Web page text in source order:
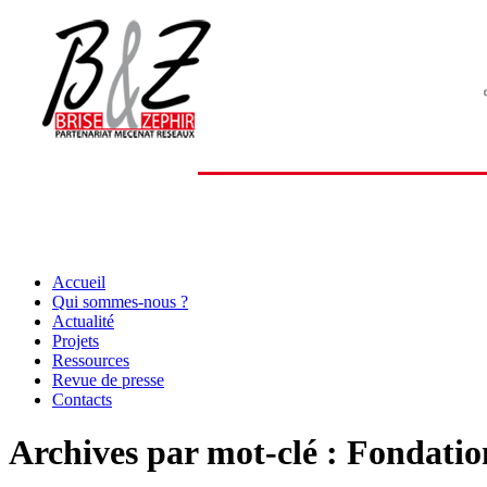
Aller
contenu
Accueil
Qui sommes-nous ?
Actualité
Projets
Ressources
Revue de presse
Contacts
Archives par mot-clé :